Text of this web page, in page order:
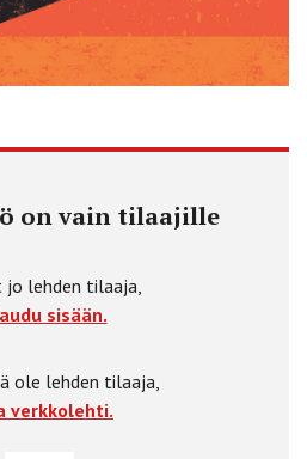
on vain tilaajille
lehden tilaaja,
sisään.
ole lehden tilaaja,
verkkolehti.